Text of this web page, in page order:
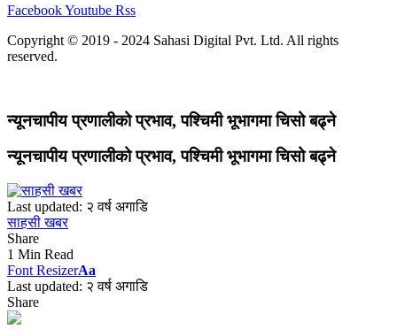
FacebookYoutube Rss
Copyright © 2019 - 2024 Sahasi Digital Pvt. Ltd. All rights
reserved.
न्यूनचापीय प्रणालीको प्रभाव, पश्चिमी भूभागमा चिसो बढ्ने
न्यूनचापीय प्रणालीको प्रभाव, पश्चिमी भूभागमा चिसो बढ्ने
Last updated: २ वर्ष अगाडि
साहसी खबर
Share
1 Min Read
Font ResizerAa
Last updated: २ वर्ष अगाडि
Share